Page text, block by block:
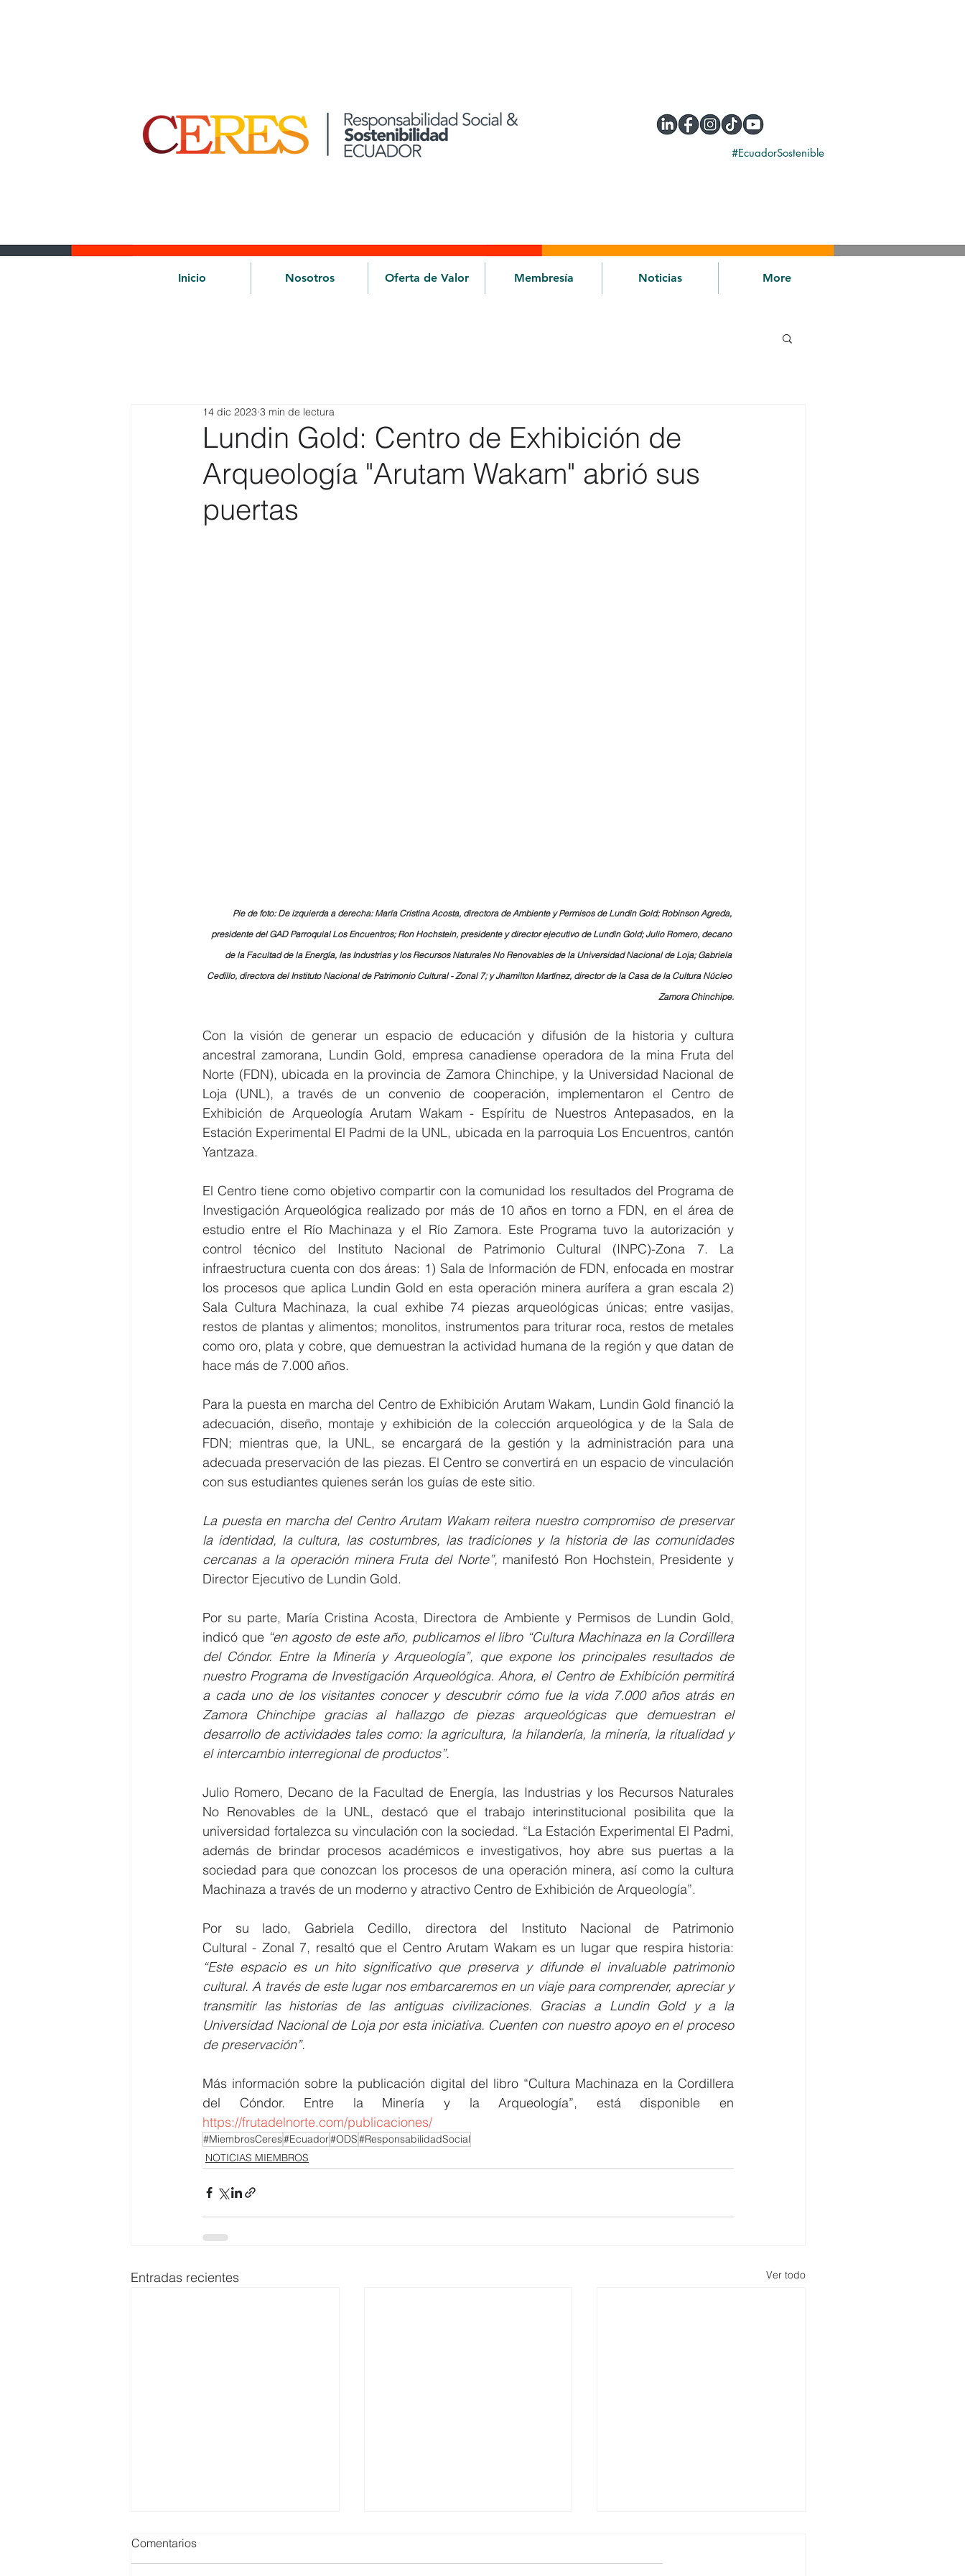
#EcuadorSostenible
Inicio Nosotros Oferta de Valor Membresía Noticias More
Lundin Gold: Centro de Exhibición de
Arqueología "Arutam Wakam" abrió sus
puertas
14 dic 2023 3 min de lectura
Pie de foto: De izquierda a derecha: María Cristina Acosta, directora de Ambiente y Permisos de Lundin Gold; Robinson Agreda,
presidente del GAD Parroquial Los Encuentros; Ron Hochstein, presidente y director ejecutivo de Lundin Gold; Julio Romero, decano
de la Facultad de la Energía, las Industrias y los Recursos Naturales No Renovables de la Universidad Nacional de Loja; Gabriela
Cedillo, directora del Instituto Nacional de Patrimonio Cultural - Zonal 7; y Jhamilton Martínez, director de la Casa de la Cultura Núcleo
Zamora Chinchipe.
Con la visión de generar un espacio de educación y difusión de la historia y cultura
ancestral zamorana, Lundin Gold, empresa canadiense operadora de la mina Fruta del
Norte (FDN), ubicada en la provincia de Zamora Chinchipe, y la Universidad Nacional de
Loja (UNL), a través de un convenio de cooperación, implementaron el Centro de
Exhibición de Arqueología Arutam Wakam - Espíritu de Nuestros Antepasados, en la
Estación Experimental El Padmi de la UNL, ubicada en la parroquia Los Encuentros, cantón
Yantzaza.
El Centro tiene como objetivo compartir con la comunidad los resultados del Programa de
Investigación Arqueológica realizado por más de 10 años en torno a FDN, en el área de
estudio entre el Río Machinaza y el Río Zamora. Este Programa tuvo la autorización y
control técnico del Instituto Nacional de Patrimonio Cultural (INPC)-Zona 7. La
infraestructura cuenta con dos áreas: 1) Sala de Información de FDN, enfocada en mostrar
los procesos que aplica Lundin Gold en esta operación minera aurífera a gran escala 2)
Sala Cultura Machinaza, la cual exhibe 74 piezas arqueológicas únicas; entre vasijas,
restos de plantas y alimentos; monolitos, instrumentos para triturar roca, restos de metales
como oro, plata y cobre, que demuestran la actividad humana de la región y que datan de
hace más de 7.000 años.
Para la puesta en marcha del Centro de Exhibición Arutam Wakam, Lundin Gold financió la
adecuación, diseño, montaje y exhibición de la colección arqueológica y de la Sala de
FDN; mientras que, la UNL, se encargará de la gestión y la administración para una
adecuada preservación de las piezas. El Centro se convertirá en un espacio de vinculación
con sus estudiantes quienes serán los guías de este sitio.
La puesta en marcha del Centro Arutam Wakam reitera nuestro compromiso de preservar
la identidad, la cultura, las costumbres, las tradiciones y la historia de las comunidades
cercanas a la operación minera Fruta del Norte”, manifestó Ron Hochstein, Presidente y
Director Ejecutivo de Lundin Gold.
Por su parte, María Cristina Acosta, Directora de Ambiente y Permisos de Lundin Gold,
indicó que “en agosto de este año, publicamos el libro “Cultura Machinaza en la Cordillera
del Cóndor. Entre la Minería y Arqueología”, que expone los principales resultados de
nuestro Programa de Investigación Arqueológica. Ahora, el Centro de Exhibición permitirá
a cada uno de los visitantes conocer y descubrir cómo fue la vida 7.000 años atrás en
Zamora Chinchipe gracias al hallazgo de piezas arqueológicas que demuestran el
desarrollo de actividades tales como: la agricultura, la hilandería, la minería, la ritualidad y
el intercambio interregional de productos”.
Julio Romero, Decano de la Facultad de Energía, las Industrias y los Recursos Naturales
No Renovables de la UNL, destacó que el trabajo interinstitucional posibilita que la
universidad fortalezca su vinculación con la sociedad. “La Estación Experimental El Padmi,
además de brindar procesos académicos e investigativos, hoy abre sus puertas a la
sociedad para que conozcan los procesos de una operación minera, así como la cultura
Machinaza a través de un moderno y atractivo Centro de Exhibición de Arqueología”.
Por su lado, Gabriela Cedillo, directora del Instituto Nacional de Patrimonio
“Este espacio es un hito significativo que preserva y difunde el invaluable patrimonio
cultural. A través de este lugar nos embarcaremos en un viaje para comprender, apreciar y
transmitir las historias de las antiguas civilizaciones. Gracias a Lundin Gold y a la
Universidad Nacional de Loja por esta iniciativa. Cuenten con nuestro apoyo en el proceso
de preservación”.
Más información sobre la publicación digital del libro “Cultura Machinaza en la Cordillera
https://frutadelnorte.com/publicaciones/
#MiembrosCeres#Ecuador#ODS#ResponsabilidadSocial
NOTICIAS MIEMBROS
Entradas recientes Ver todo
Comentarios